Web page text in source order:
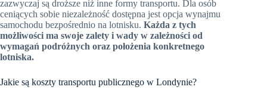
zazwyczaj są droższe niż inne formy transportu. Dla osób
ceniących sobie niezależność dostępna jest opcja wynajmu
samochodu bezpośrednio na lotnisku. Każda z tych
możliwości ma swoje zalety i wady w zależności od
wymagań podróżnych oraz położenia konkretnego
lotniska.
Jakie są koszty transportu publicznego w Londynie?